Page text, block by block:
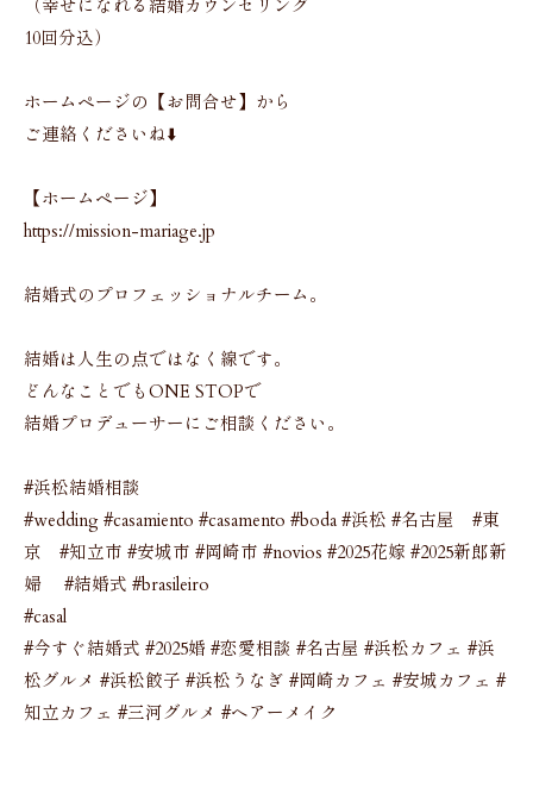
（幸せになれる結婚カウンセリング
10回分込）
ホームページの【お問合せ】から
ご連絡くださいね⬇️
【ホームページ】
https://mission-mariage.jp
結婚式のプロフェッショナルチーム。
結婚は人生の点ではなく線です。
どんなことでもONE STOPで
結婚プロデューサーにご相談ください。
#浜松結婚相談
#wedding #casamiento #casamento #boda #浜松 #名古屋 #東
京 #知立市 #安城市 #岡崎市 #novios #2025花嫁 #2025新郎新
婦 #結婚式 #brasileiro
#casal
#今すぐ結婚式 #2025婚 #恋愛相談 #名古屋 #浜松カフェ #浜
松グルメ #浜松餃子 #浜松うなぎ #岡崎カフェ #安城カフェ #
知立カフェ #三河グルメ #ヘアーメイク